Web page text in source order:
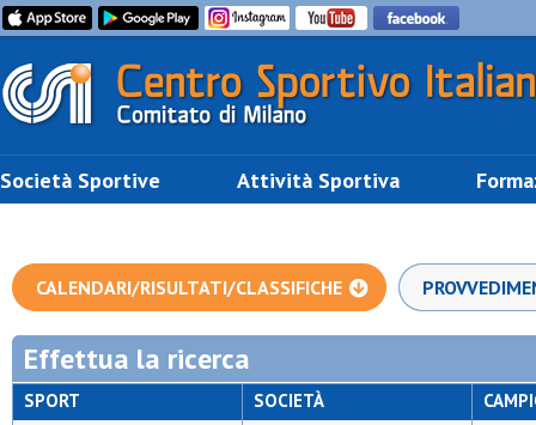
Società Sportive Attività Sportiva
CALENDARI/RISULTATI/CLASSIFICHE
Effettua la ricerca
SPORT SOCIETÀ